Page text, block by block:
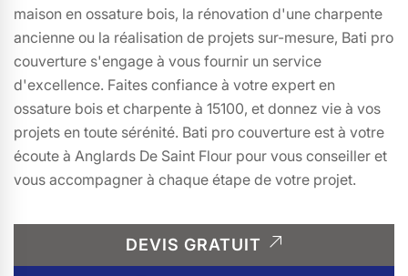
maison en ossature bois, la rénovation d'une charpente
ancienne ou la réalisation de projets sur-mesure, Bati pro
couverture s'engage à vous fournir un service
d'excellence. Faites confiance à votre expert en
ossature bois et charpente à 15100, et donnez vie à vos
projets en toute sérénité. Bati pro couverture est à votre
écoute à Anglards De Saint Flour pour vous conseiller et
vous accompagner à chaque étape de votre projet.
DEVIS GRATUIT